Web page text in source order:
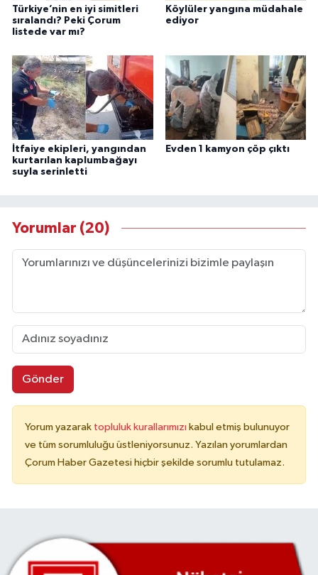
Türkiye’nin en iyi simitleri
sıralandı? Peki Çorum
listede var mı?
Köylüler yangına müdahale
ediyor
İtfaiye ekipleri, yangından
kurtarılan kaplumbağayı
suyla serinletti
Evden 1 kamyon çöp çıktı
Yorumlar (20)
Gönder
Yorum yazarak topluluk kurallarımızı kabul etmiş bulunuyor
ve tüm sorumluluğu üstleniyorsunuz. Yazılan yorumlardan
Çorum Haber Gazetesi hiçbir şekilde sorumlu tutulamaz.